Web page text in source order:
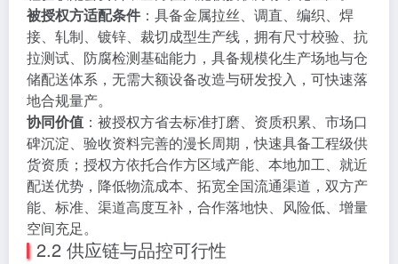
被授权方适配条件 ：具备金属拉丝、调直、编织、焊
接、轧制、镀锌、裁切成型生产线，拥有尺寸校验、抗
拉测试、防腐检测基础能力，具备规模化生产场地与仓
储配送体系，无需大额设备改造与研发投入，可快速落
地合规量产。
协同价值 ：被授权方省去标准打磨、资质积累、市场口
碑沉淀、验收资料完善的漫长周期，快速具备工程级供
货资质；授权方依托合作方区域产能、本地加工、就近
配送优势，降低物流成本、拓宽全国流通渠道，双方产
能、标准、渠道高度互补，合作落地快、风险低、增量
空间充足。
2.2 供应链与品控可行性